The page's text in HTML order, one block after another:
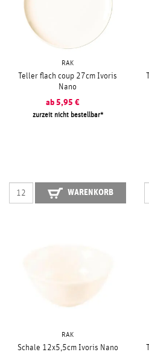
RAK
Teller flach coup 27cm Ivoris
Nano
ab 5,95 €
zurzeit nicht bestellbar
WARENKORB
RAK
Schale 12x5,5cm Ivoris Nano